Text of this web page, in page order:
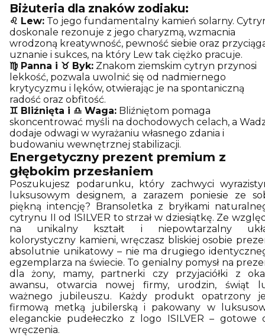
Biżuteria dla znaków zodiaku:
♌ Lew: To jego fundamentalny kamień solarny.
doskonale rezonuje z jego charyzmą, wzmacnia
wrodzoną kreatywność, pewność siebie oraz
uznanie i sukces, na który Lew tak ciężko pracuje.
♍ Panna i ♉ Byk: Znakom ziemskim cytryn przynosi
lekkość, pozwala uwolnić się od nadmiernego
krytycyzmu i lęków, otwierając je na spontaniczną
radość oraz obfitość.
♊ Bliźnięta i ♎ Waga: Bliźniętom pomaga
skoncentrować myśli na dochodowych celach, a
dodaje odwagi w wyrażaniu własnego zdania i
budowaniu wewnętrznej stabilizacji.
Energetyczny prezent premium z
głębokim przesłaniem
Poszukujesz podarunku, który zachwyci
luksusowym designem, a zarazem poniesie ze
piękną intencję? Bransoletka z bryłkami
cytrynu II od ISILVER to strzał w dziesiątkę. Ze
na unikalny kształt i niepowtarzalny
kolorystyczny kamieni, wręczasz bliskiej osobie
absolutnie unikatowy – nie ma drugiego
egzemplarza na świecie. To genialny pomysł na
dla żony, mamy, partnerki czy przyjaciółki z
awansu, otwarcia nowej firmy, urodzin, świąt
ważnego jubileuszu. Każdy produkt opatrzony
firmową metką jubilerską i pakowany w
eleganckie pudełeczko z logo ISILVER – gotowe
wręczenia.